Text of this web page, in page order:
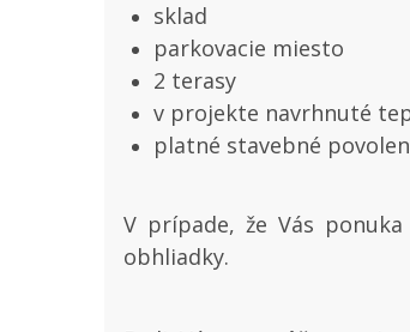
sklad
parkovacie miesto
2 terasy
v projekte navrhnuté
platné stavebné
V prípade, že Vás
obhliadky.